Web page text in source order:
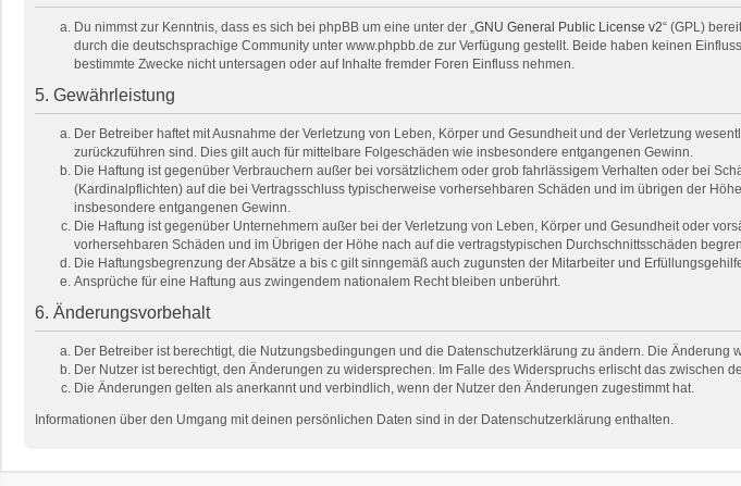
Du nimmst zur Kenntnis, dass es sich bei phpBB um eine unter der „GNU General Public License v2“ (GPL)
durch die deutschsprachige Community unter www.phpbb.de zur Verfügung gestellt. Beide haben keinen
bestimmte Zwecke nicht untersagen oder auf Inhalte fremder Foren Einfluss nehmen.
5. Gewährleistung
Der Betreiber haftet mit Ausnahme der Verletzung von Leben, Körper und Gesundheit und der Verletzung
zurückzuführen sind. Dies gilt auch für mittelbare Folgeschäden wie insbesondere entgangenen Gewinn.
Die Haftung ist gegenüber Verbrauchern außer bei vorsätzlichem oder grob fahrlässigem Verhalten oder bei
(Kardinalpflichten) auf die bei Vertragsschluss typischerweise vorhersehbaren Schäden und im übrigen der
insbesondere entgangenen Gewinn.
Die Haftung ist gegenüber Unternehmern außer bei der Verletzung von Leben, Körper und Gesundheit oder
vorhersehbaren Schäden und im Übrigen der Höhe nach auf die vertragstypischen Durchschnittsschäden
Die Haftungsbegrenzung der Absätze a bis c gilt sinngemäß auch zugunsten der Mitarbeiter und
Ansprüche für eine Haftung aus zwingendem nationalem Recht bleiben unberührt.
6. Änderungsvorbehalt
Der Betreiber ist berechtigt, die Nutzungsbedingungen und die Datenschutzerklärung zu ändern. Die Änderung
Der Nutzer ist berechtigt, den Änderungen zu widersprechen. Im Falle des Widerspruchs erlischt das zwischen
Die Änderungen gelten als anerkannt und verbindlich, wenn der Nutzer den Änderungen zugestimmt hat.
Informationen über den Umgang mit deinen persönlichen Daten sind in der Datenschutzerklärung enthalten.